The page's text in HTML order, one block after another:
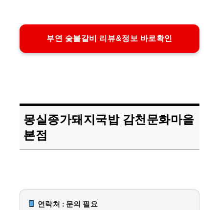
부연 숯불갈비 리뷰&정보 바로확인
몽실종가돼지국밥 감천문화마을
본점
연락처 : 문의 필요